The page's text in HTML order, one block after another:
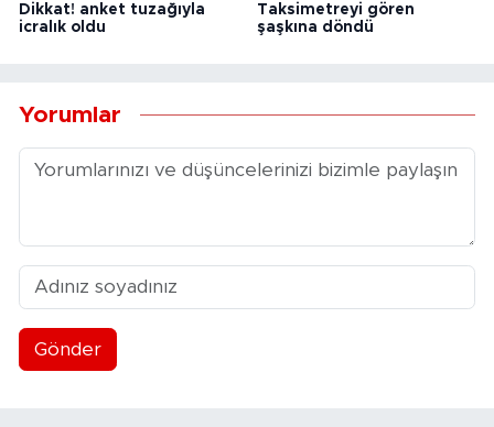
Dikkat! anket tuzağıyla
icralık oldu
Taksimetreyi gören
şaşkına döndü
Yorumlar
Gönder